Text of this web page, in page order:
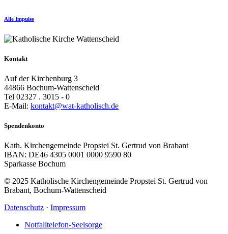
Alle Impulse
Kontakt
Auf der Kirchenburg 3
44866 Bochum-Wattenscheid
Tel 02327 . 3015 - 0
E-Mail: kontakt@wat-katholisch.de
Spendenkonto
Kath. Kirchengemeinde Propstei St. Gertrud von Brabant
IBAN: DE46 4305 0001 0000 9590 80
Sparkasse Bochum
© 2025 Katholische Kirchengemeinde Propstei St. Gertrud von
Brabant, Bochum-Wattenscheid
Datenschutz · Impressum
Notfalltelefon-Seelsorge